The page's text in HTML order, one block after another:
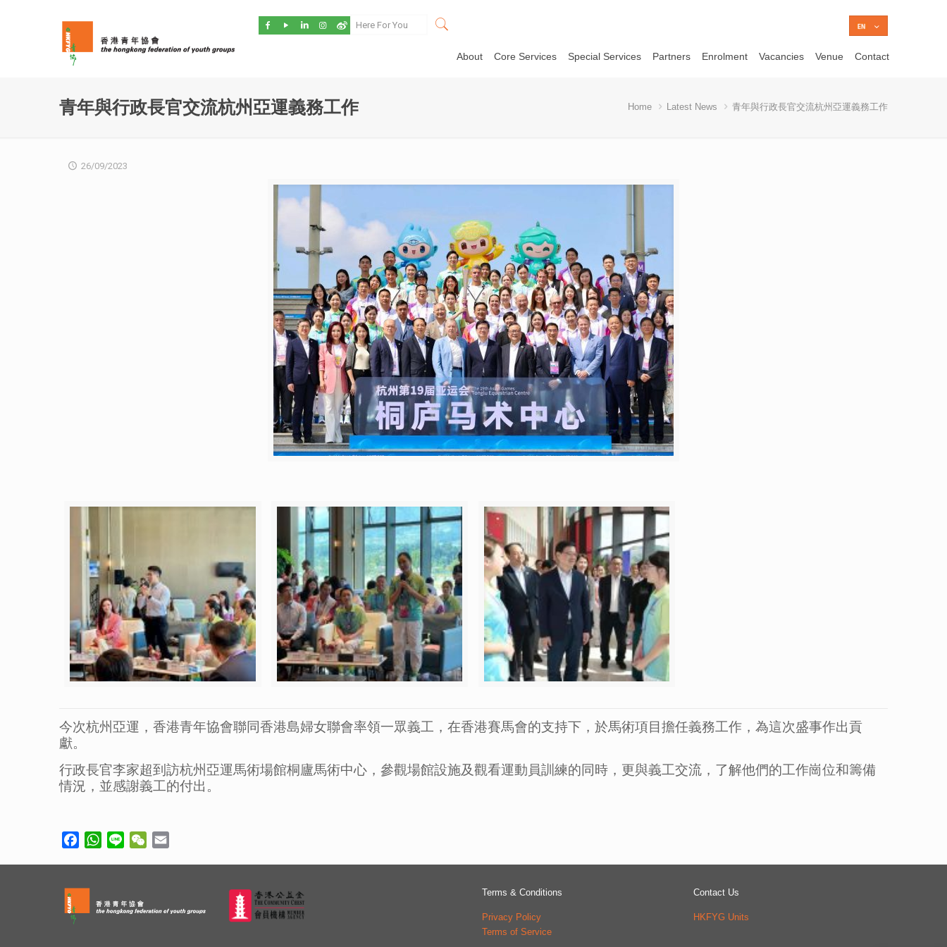
About Core Services Special Services Partners Enrolment Vacancies Venue Contact
青年與行政長官交流杭州亞運義務工作 Home Latest News 青年與行政長官交流杭州亞運義務工作
26/09/2023
今次杭州亞運，香港青年協會聯同香港島婦女聯會率領一眾義工，在香港賽馬會的支持下，於馬術項目擔任義務工作，為這次盛事作出貢
獻。
行政長官李家超到訪杭州亞運馬術場館桐廬馬術中心，參觀場館設施及觀看運動員訓練的同時，更與義工交流，了解他們的工作崗位和籌備
情況，並感謝義工的付出。
FacebookWhatsApp
Line WeChat
Terms & Conditions
Privacy Policy
Terms of Service
Contact Us
HKFYG Units